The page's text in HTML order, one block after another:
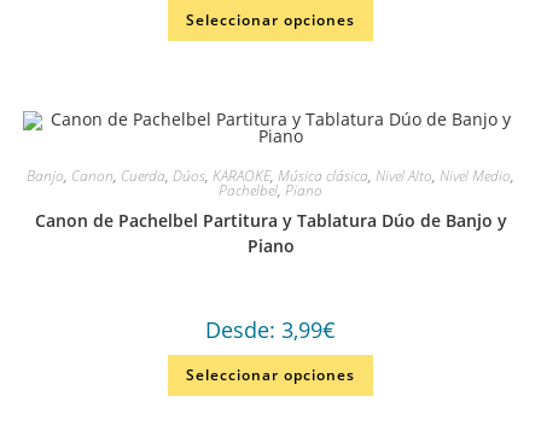
Seleccionar opciones
Banjo, Canon, Cuerda, Dúos, KARAOKE, Música clásica, Nivel Alto, Nivel Medio,
Pachelbel, Piano
Canon de Pachelbel Partitura y Tablatura Dúo de Banjo y
Piano
Desde: 3,99€
Seleccionar opciones